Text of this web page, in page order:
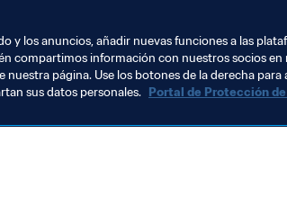
y los anuncios, añadir nuevas funciones a las
compartimos información con nuestros socios en
página. Use los botones de la derecha para
sus datos personales. Portal de Protección